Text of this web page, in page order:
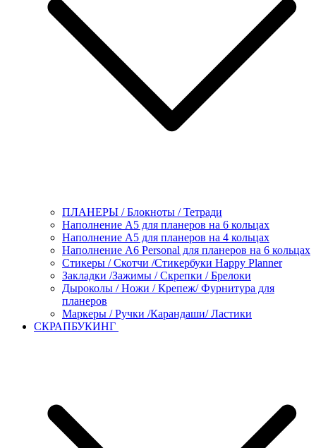
ПЛАНЕРЫ / Блокноты / Тетради
Наполнение А5 для планеров на 6 кольцах
Наполнение А5 для планеров на 4 кольцах
Наполнение А6 Personal для планеров на 6 кольцах
Стикеры / Скотчи /Стикербуки Happy Planner
Закладки /Зажимы / Скрепки / Брелоки
Дыроколы / Ножи / Крепеж/ Фурнитура для
планеров
Маркеры / Ручки /Карандаши/ Ластики
СКРАПБУКИНГ